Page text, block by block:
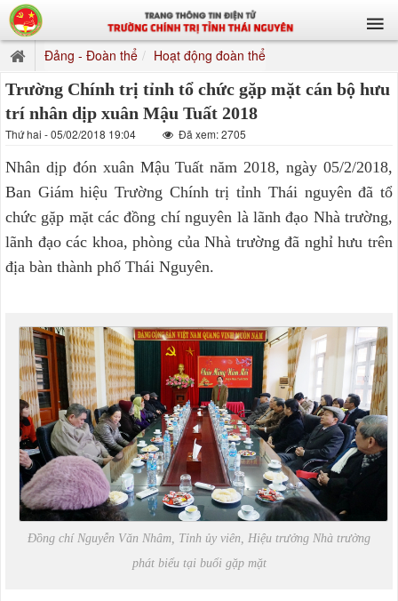
Đảng - Đoàn thể Hoạt động đoàn thể
Trường Chính trị tỉnh tổ chức gặp mặt cán bộ hưu
trí nhân dịp xuân Mậu Tuất 2018
Thứ hai - 05/02/2018 19:04 Đã xem: 2705
Nhân dịp đón xuân Mậu Tuất năm 2018, ngày 05/2/2018,
Ban Giám hiệu Trường Chính trị tỉnh Thái nguyên đã tổ
chức gặp mặt các đồng chí nguyên là lãnh đạo Nhà trường,
lãnh đạo các khoa, phòng của Nhà trường đã nghỉ hưu trên
địa bàn thành phố Thái Nguyên.
Đồng chí Nguyễn Văn Nhâm, Tỉnh ủy viên, Hiệu trưởng Nhà trường
phát biểu tại buổi gặp mặt